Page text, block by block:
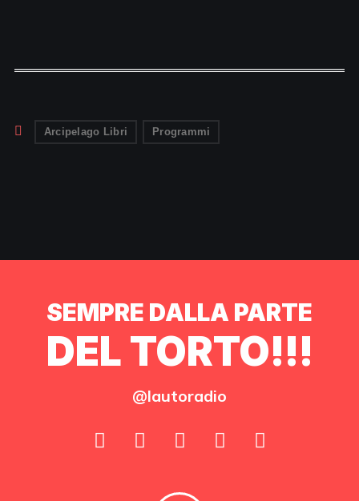
Arcipelago Libri Programmi
SEMPRE DALLA PARTE
DEL TORTO!!!
@lautoradio